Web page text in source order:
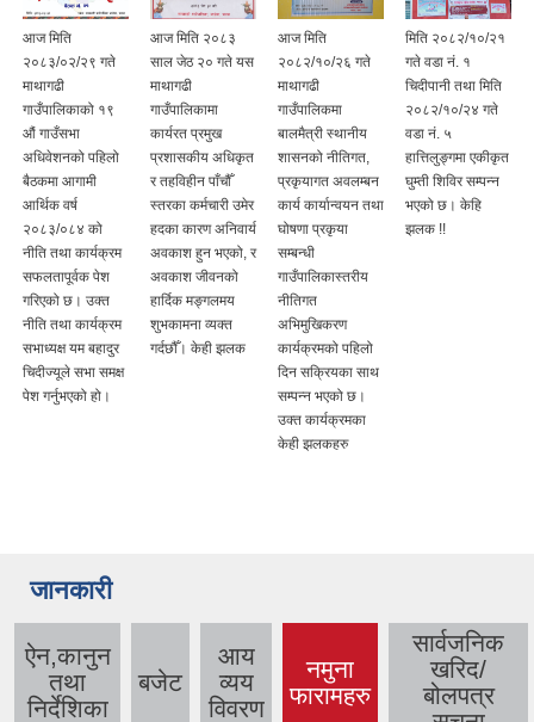
आज मिति
२०८३/०२/२९ गते
माथागढी
गाउँपालिकाको १९
औं गाउँसभा
अधिवेशनको पहिलो
बैठकमा आगामी
आर्थिक वर्ष
२०८३/०८४ को
नीति तथा कार्यक्रम
सफलतापूर्वक पेश
गरिएको छ। उक्त
नीति तथा कार्यक्रम
सभाध्यक्ष यम बहादुर
चिदीज्यूले सभा समक्ष
पेश गर्नुभएको हो।
आज मिति २०८३
साल जेठ २० गते यस
माथागढी
गाउँपालिकामा
कार्यरत प्रमुख
प्रशासकीय अधिकृत
र तहविहीन पाँचौँ
स्तरका कर्मचारी उमेर
हदका कारण अनिवार्य
अवकाश हुन भएको, र
अवकाश जीवनको
हार्दिक मङ्गलमय
शुभकामना व्यक्त
गर्दछौँ। केही झलक
आज मिति
२०८२/१०/२६ गते
माथागढी
गाउँपालिकमा
बालमैत्री स्थानीय
शासनको नीतिगत,
प्रकृयागत अवलम्बन
कार्य कार्यान्वयन तथा
घोषणा प्रकृया
सम्बन्धी
गाउँपालिकास्तरीय
नीतिगत
अभिमुखिकरण
कार्यक्रमको पहिलो
दिन सक्रियका साथ
सम्पन्न भएको छ।
उक्त कार्यक्रमका
केही झलकहरु
मिति २०८२/१०/२१
गते वडा नं. १
चिदीपानी तथा मिति
२०८२/१०/२४ गते
वडा नं. ५
हात्तिलुङ्गमा एकीकृत
घुम्ती शिविर सम्पन्न
भएको छ। केहि
झलक !!
जानकारी
ऐन,कानुन
तथा
निर्देशिका
बजेट
आय
व्यय
विवरण
नमुना
फारामहरु
(active
सार्वजनिक
खरिद/
बोलपत्र